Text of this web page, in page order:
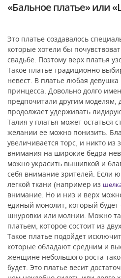
«Бальное платье» или
Это платье создавалось
которые хотели бы
свадьбе. Поэтому верх платья
Такое платье традиционно
невест. В платье любая девушка
принцесса. Довольно долго
предпочитали другим моделям,
продолжает удерживать
Талия у платья может остаться
желании ее можно понизить.
увеличивается торс, и никто из
внимания на широкие бедра
можно украсить вышивкой и
себя внимание зрителей. Если
легкой ткани (например из
внимание. Но и низ и верх
единый монолит, который
шнуровки или молнии. Можно
платьем, которое состоит из
Такое платье подойдет
которые обладают средним и
женщине небольшого роста
будет. Это платье весит